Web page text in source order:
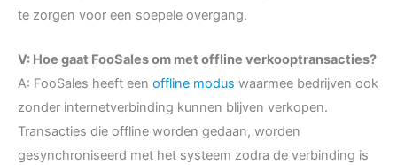
te zorgen voor een soepele overgang.
V: Hoe gaat FooSales om met offline verkooptransacties?
A: FooSales heeft een offline modus waarmee bedrijven ook
zonder internetverbinding kunnen blijven verkopen.
Transacties die offline worden gedaan, worden
gesynchroniseerd met het systeem zodra de verbinding is